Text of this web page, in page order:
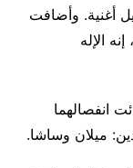
أغنية. وأضافت
الإله
انفصالهما